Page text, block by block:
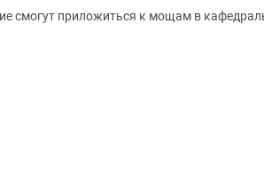
смогут приложиться к мощам в